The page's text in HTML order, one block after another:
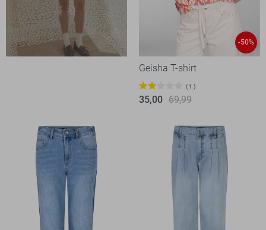
-50%
Geisha T-shirt
1
35,00 69,99